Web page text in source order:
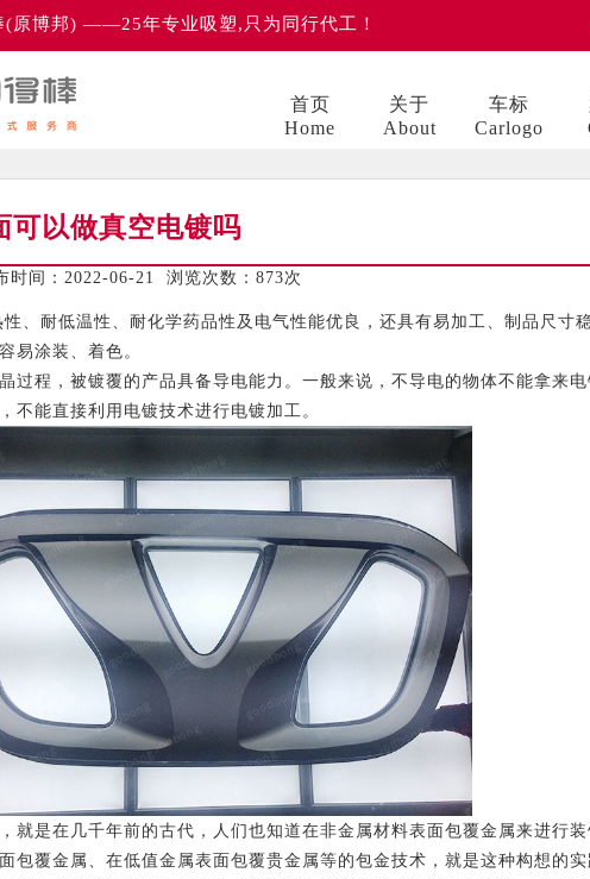
(原博邦) ——25年专业吸塑,只为同行代工！
首页
Home
关于
About
车标
Carlogo
可以做真空电镀吗
间：2022-06-21 浏览次数： 873次
耐低温性、耐化学药品性及电气性能优良，还具有易加工、制品尺寸稳
易涂装、着色。
程，被镀覆的产品具备导电能力。一般来说，不导电的物体不能拿来电
不能直接利用电镀技术进行电镀加工。
是在几千年前的古代，人们也知道在非金属材料表面包覆金属来进行装
包覆金属、在低值金属表面包覆贵金属等的包金技术，就是这种构想的实